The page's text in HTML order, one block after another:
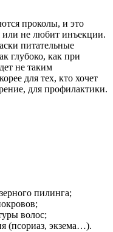
проколы, и это
или не любит инъекции.
питательные
глубоко, как при
не таким
для тех, кто хочет
для профилактики.
пилинга;
волос;
(псориаз, экзема…).